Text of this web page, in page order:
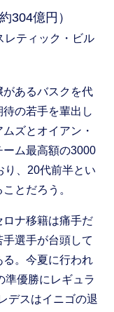
304億円）
ティック・ビル
あるバスクを代
の若手を輩出し
ズとオイアン・
ム最高額の3000
り、20代前半とい
とだろう。
ナ移籍は痛手だ
選手が台頭して
る。今夏に行われ
準優勝にレギュラ
デスはイニゴの退